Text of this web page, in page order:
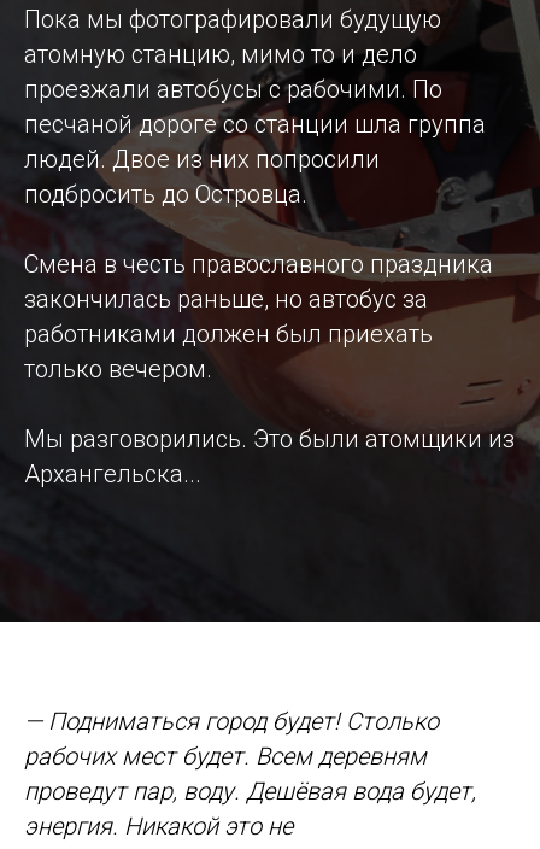
Пока мы фотографировали будущую
атомную станцию, мимо то и дело
проезжали автобусы с рабочими. По
песчаной дороге со станции шла группа
людей. Двое из них попросили
подбросить до Островца.
Смена в честь православного праздника
закончилась раньше, но автобус за
работниками должен был приехать
только вечером.
Мы разговорились. Это были атомщики из
Архангельска...
— Подниматься город будет! Столько
рабочих мест будет. Всем деревням
проведут пар, воду. Дешёвая вода будет,
энергия. Никакой это не